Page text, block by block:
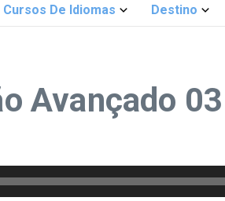
Cursos De Idiomas Destino
Avançado 03